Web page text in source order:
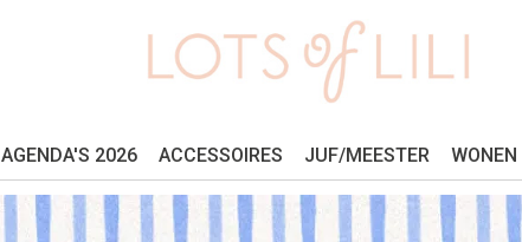
AGENDA'S 2026 ACCESSOIRES JUF/MEESTER WONEN
GREEN LIVING KIDS CADEAUBON